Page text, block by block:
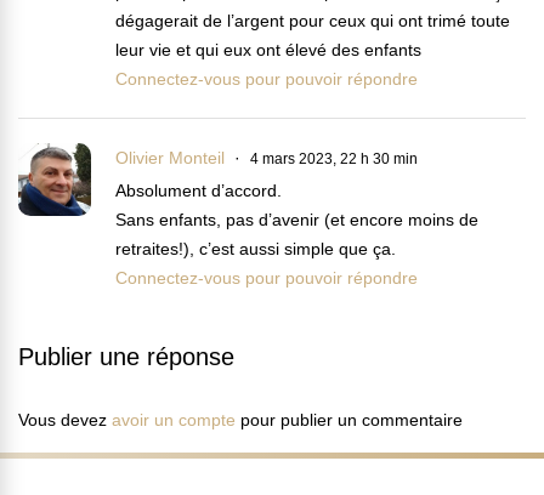
dégagerait de l’argent pour ceux qui ont trimé toute
leur vie et qui eux ont élevé des enfants
Connectez-vous pour pouvoir répondre
Olivier Monteil 4 mars 2023, 22 h 30 min
Absolument d’accord.
Sans enfants, pas d’avenir (et encore moins de
retraites!), c’est aussi simple que ça.
Connectez-vous pour pouvoir répondre
Publier une réponse
Vous devez avoir un compte pour publier un commentaire